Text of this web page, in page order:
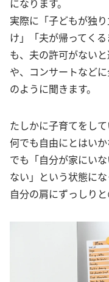
になります。
実際に「子どもが独
け」「夫が帰ってく
も、夫の許可がない
や、コンサートなど
のように聞きます。
たしかに子育てをし
何でも自由にとはいか
でも「自分が家にい
ない」という状態に
自分の肩にずっしり